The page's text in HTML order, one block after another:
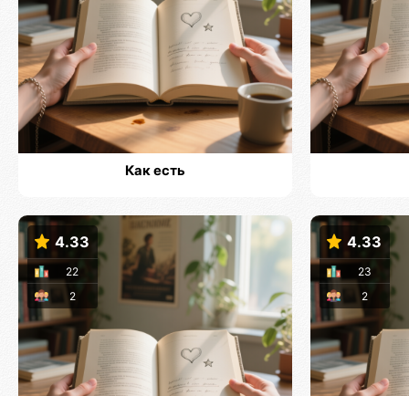
Как есть
4.33
2
22
4.33
2
23